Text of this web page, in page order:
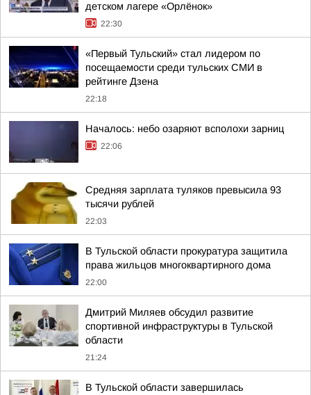
детском лагере «Орлёнок»
22:30
«Первый Тульский» стал лидером по
посещаемости среди тульских СМИ в
рейтинге Дзена
22:18
Началось: небо озаряют всполохи зарниц
22:06
Средняя зарплата туляков превысила 93
тысячи рублей
22:03
В Тульской области прокуратура защитила
права жильцов многоквартирного дома
22:00
Дмитрий Миляев обсудил развитие
спортивной инфраструктуры в Тульской
области
21:24
В Тульской области завершилась